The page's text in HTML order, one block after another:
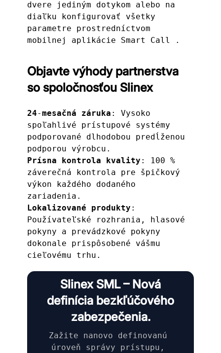
dvere jediným dotykom alebo na
diaľku konfigurovať všetky
parametre prostredníctvom
mobilnej aplikácie Smart Call .
Objavte výhody partnerstva
so spoločnosťou Slinex
24-mesačná záruka : Vysoko
spoľahlivé prístupové systémy
podporované dlhodobou predĺženou
podporou výrobcu.
Prísna kontrola kvality : 100 %
záverečná kontrola pre špičkový
výkon každého dodaného
zariadenia.
Lokalizované produkty :
Používateľské rozhrania, hlasové
pokyny a prevádzkové pokyny
dokonale prispôsobené vášmu
cieľovému trhu.
Slinex SML – Nová
definícia bezkľúčového
zabezpečenia.
Zažite nanovo definovanú
úroveň správy prístupu,